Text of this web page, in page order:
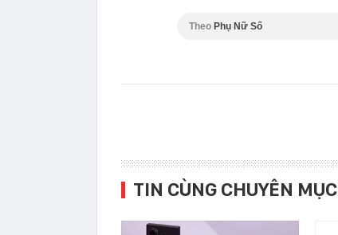
Theo Phụ Nữ Số
TIN CÙNG CHUYÊN MỤC